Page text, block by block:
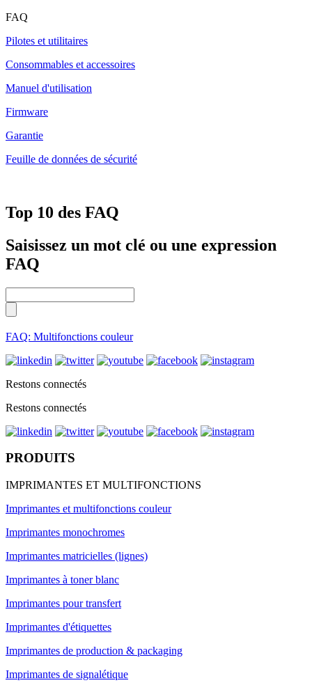
FAQ
Pilotes et utilitaires
Consommables et accessoires
Manuel d'utilisation
Firmware
Garantie
Feuille de données de sécurité
Top 10 des FAQ
Saisissez un mot clé ou une expression
FAQ
FAQ: Multifonctions couleur
Restons connectés
Restons connectés
PRODUITS
IMPRIMANTES ET MULTIFONCTIONS
Imprimantes et multifonctions couleur
Imprimantes monochromes
Imprimantes matricielles (lignes)
Imprimantes à toner blanc
Imprimantes pour transfert
Imprimantes d'étiquettes
Imprimantes de production & packaging
Imprimantes de signalétique